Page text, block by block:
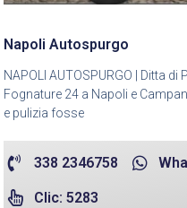
Napoli Autospurgo
NAPOLI AUTOSPURGO | Ditta
Fognature 24 a Napoli e
e pulizia fosse
338 2346758
Clic: 5283